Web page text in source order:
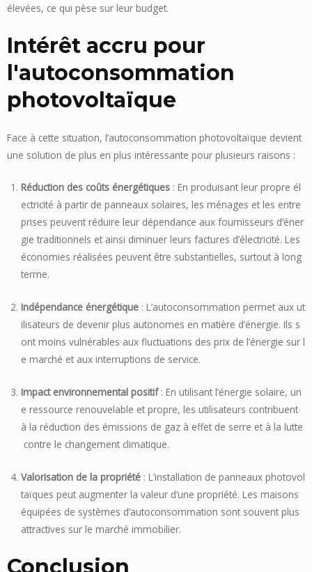
élevées, ce qui pèse sur leur budget.
Intérêt accru pour
l'autoconsommation
photovoltaïque
Face à cette situation, l’autoconsommation photovoltaïque devient
une solution de plus en plus intéressante pour plusieurs raisons :
Réduction des coûts énergétiques : En produisant leur propre él
ectricité à partir de panneaux solaires, les ménages et les entre
prises peuvent réduire leur dépendance aux fournisseurs d’éner
gie traditionnels et ainsi diminuer leurs factures d’électricité. Les
économies réalisées peuvent être substantielles, surtout à long
terme.
Indépendance énergétique : L’autoconsommation permet aux ut
ilisateurs de devenir plus autonomes en matière d’énergie. Ils s
ont moins vulnérables aux fluctuations des prix de l’énergie sur l
e marché et aux interruptions de service.
Impact environnemental positif: En utilisant l’énergie solaire, un
e ressource renouvelable et propre, les utilisateurs contribuent
à la réduction des émissions de gaz à effet de serre et à la lutte
contre le changement climatique.
Valorisation de la propriété : L’installation de panneaux photovol
taïques peut augmenter la valeur d’une propriété. Les maisons
équipées de systèmes d’autoconsommation sont souvent plus
attractives sur le marché immobilier.
Conclusion